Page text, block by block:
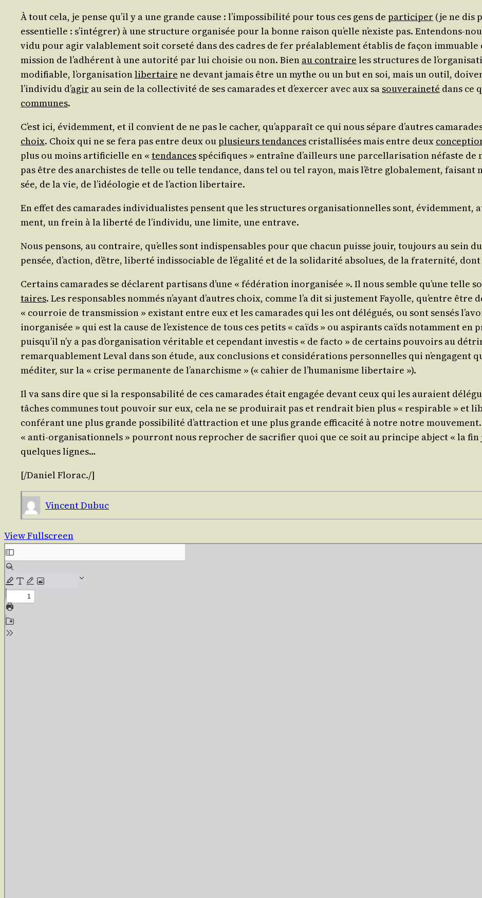
À tout cela, je pense qu’il y a une grande cause : l’im­pos­si­bi­li­té pour tous ces gens de par­ti­ci­per (je ne dis
essen­tielle : s’in­té­grer) à une struc­ture orga­ni­sée pour la bonne rai­son qu’elle n’existe pas. Enten­dons-
vi­du pour agir vala­ble­ment soit cor­se­té dans des cadres de fer préa­la­ble­ment éta­blis de façon
mis­sion de l’adhé­rent à une auto­ri­té par lui choi­sie ou non. Bien au contraire les struc­tures de
modi­fiable, l’or­ga­ni­sa­tionliber­taire ne devant jamais être un mythe ou un but en soi, mais un outil,
l’in­di­vi­du d’agir au sein de la col­lec­ti­vi­té de ses cama­rades et d’exer­cer avec aux sa sou­ve­rai­ne­té dans ce
com­munes.
C’est ici, évi­dem­ment, et il convient de ne pas le cacher, qu’ap­pa­raît ce qui nous sépare d’autres
choix. Choix qui ne se fera pas entre deux ou plu­sieurs ten­dances cris­tal­li­sées mais entre deux
plus ou moins arti­fi­cielle en « ten­dances spé­ci­fiques » entraîne d’ailleurs une par­cel­la­ri­sa­tion néfaste de
pas être des anar­chistes de telle ou telle ten­dance, dans tel ou tel rayon, mais l’être glo­ba­le­ment, fai­sant
sée, de la vie, de l’i­déo­lo­gie et de l’ac­tion libertaire.
En effet des cama­rades indi­vi­dua­listes pensent que les struc­tures orga­ni­sa­tion­nelles sont, évi­dem­ment,
ment, un frein à la liber­té de l’in­di­vi­du, une limite, une entrave.
Nous pen­sons, au contraire, qu’elles sont indis­pen­sables pour que cha­cun puisse jouir, tou­jours au sein
pen­sée, d’ac­tion, d’être, liber­té indis­so­ciable de l’é­ga­li­té et de la soli­da­ri­té abso­lues, de la fra­ter­ni­té,
Cer­tains cama­rades se déclarent par­ti­sans d’une « fédé­ra­tion inor­ga­ni­sée ». Il nous semble qu’une telle
taires. Les res­pon­sables nom­més n’ayant d’autres choix, comme l’a dit si jus­te­mentFayolle, qu’entre être
« cour­roie de trans­mis­sion » exis­tant entre eux et les cama­rades qui les ont délé­gués, ou sont sen­sés
inor­ga­ni­sée » qui est la cause de l’exis­tence de tous ces petits « caïds » ou aspi­rants caïds notam­ment
puis­qu’il n’y a pas d’or­ga­ni­sa­tion véri­table et cepen­dant inves­tis « de fac­to » de cer­tains pou­voirs au
remar­qua­ble­mentLeval dans son étude, aux conclu­sions et consi­dé­ra­tions per­son­nelles qui
médi­ter, sur la « crise per­ma­nente de l’a­nar­chisme » (« cahier de l’hu­ma­nisme libertaire »).
Il va sans dire que si la res­pon­sa­bi­li­té de ces cama­rades était enga­gée devant ceux qui les auraient
tâches com­munes tout pou­voir sur eux, cela ne se pro­dui­rait pas et ren­drait bien plus « res­pi­rable » et
confé­rant une plus grande pos­si­bi­li­té d’at­trac­tion et une plus grande effi­ca­ci­té à notre notre mou­ve­ment.
« anti-orga­ni­sa­tion­nels » pour­ront nous repro­cher de sacri­fier quoi que ce soit au prin­cipe abject « la fin
quelques lignes…
[/​DanielFlo­rac./​]
Vincent Dubuc
View Fullscreen